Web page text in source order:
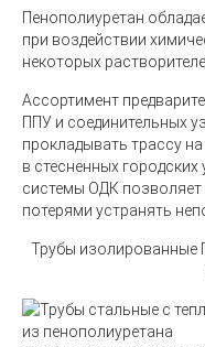
Пенополиуретан
при воздействии
некоторых
Ассортимент
ППУ и соединительных
прокладывать трассу
в стесненных
системы ОДК
потерями устранять
Трубы изолированные